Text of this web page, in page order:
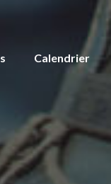
Calendrier